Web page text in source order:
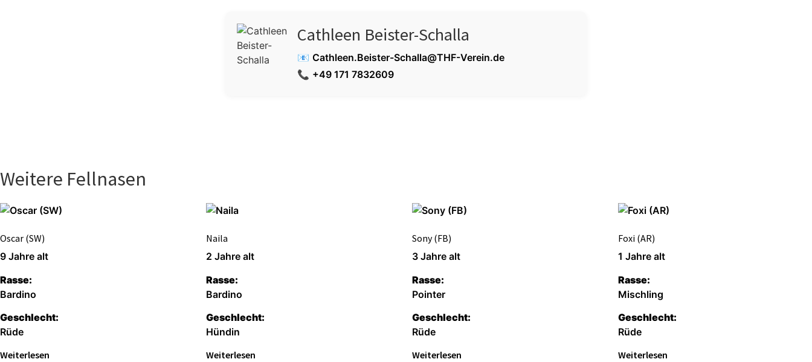
Cathleen Beister-Schalla
📧 Cathleen.Beister-Schalla@THF-Verein.de
📞 +49 171 7832609
Weitere Fellnasen
Oscar (SW)
9 Jahre alt
Rasse:
Bardino
Geschlecht:
Rüde
Weiterlesen
Naila
2 Jahre alt
Rasse:
Bardino
Geschlecht:
Hündin
Weiterlesen
Sony (FB)
3 Jahre alt
Rasse:
Pointer
Geschlecht:
Rüde
Weiterlesen
Foxi (AR)
1 Jahre alt
Rasse:
Mischling
Geschlecht:
Rüde
Weiterlesen